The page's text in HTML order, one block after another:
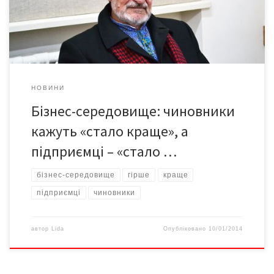
підприємців, а ті, своєю чергою, скаржаться на погіршення
умов роботи та зростання фінансових стягнень. Чому власне
так […]
НОВИНИ
Бізнес-середовище: чиновники
кажуть «стало краще», а
підприємці – «стало …
бізнес-середовище гірше краще
підприємці чиновники
автор Lida Опубліковано 10/01/2014